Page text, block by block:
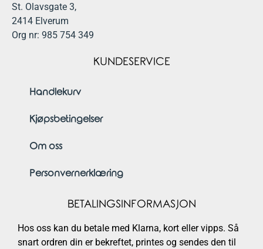
St. Olavsgate 3,
2414 Elverum
Org nr: 985 754 349
KUNDESERVICE
Handlekurv
Kjøpsbetingelser
Om oss
Personvernerklæring
BETALINGSINFORMASJON
Hos oss kan du betale med Klarna, kort eller vipps. Så
snart ordren din er bekreftet, printes og sendes den til